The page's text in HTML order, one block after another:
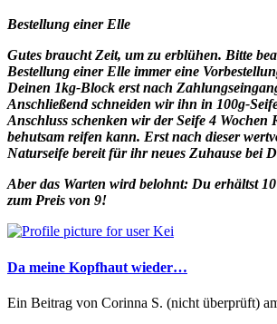
Bestellung einer Elle
Gutes braucht Zeit, um zu erblühen. Bitte
Bestellung einer Elle immer eine
Deinen 1kg-Block erst nach
Anschließend schneiden wir ihn in 100g-
Anschluss schenken wir der Seife 4 Wochen
behutsam reifen kann. Erst nach dieser
Naturseife bereit für ihr neues Zuhause bei
Aber das Warten wird belohnt: Du erhältst
zum Preis von 9!
Da meine Kopfhaut wieder…
Ein Beitrag von Corinna S. (nicht überprüft)